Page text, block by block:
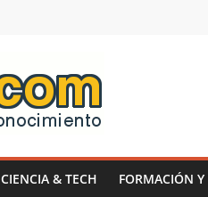
CIENCIA & TECH FORMACIÓN